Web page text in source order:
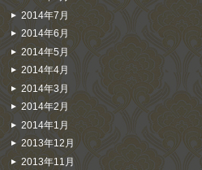
2014年7月
2014年6月
2014年5月
2014年4月
2014年3月
2014年2月
2014年1月
2013年12月
2013年11月